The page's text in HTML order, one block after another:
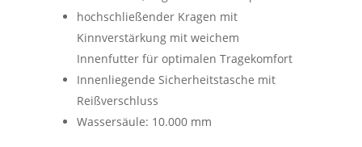
hochschließender Kragen mit
Kinnverstärkung mit weichem
Innenfutter für optimalen Tragekomfort
Innenliegende Sicherheitstasche mit
Reißverschluss
Wassersäule: 10.000 mm